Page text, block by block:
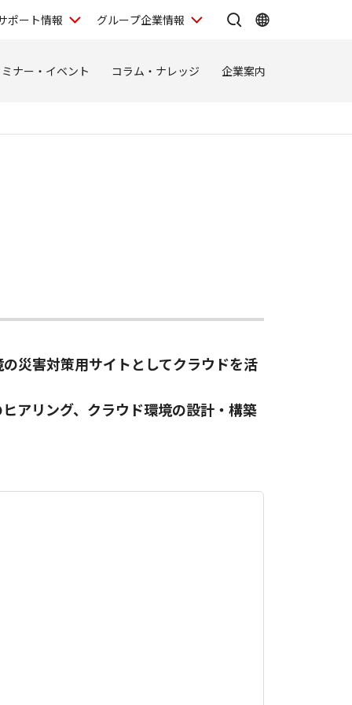
ポート情報 グループ企業情報
ナー・イベント コラム・ナレッジ 企業案内
災害対策用サイトとしてクラウドを活
アリング、クラウド環境の設計・構築